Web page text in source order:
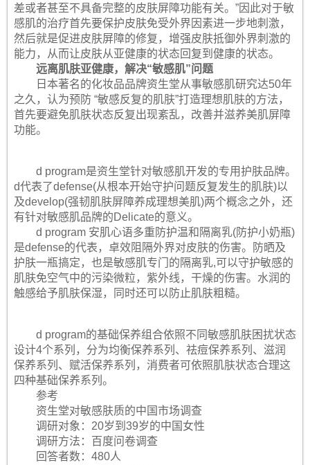
差或者甚至不具备完整的皮肤屏障功能有关。”因此对于敏
感肌的治疗首先要保护皮肤免受外界因素进一步地刺激，
然后就是促进皮肤屏障的修复，增强皮肤抵御外界刺激的
能力，从而让皮肤从亚健康的状态回复到健康的状态。
远离肌肤亚健康，解决“敏感肌”问题
日本著名的化妆品品牌资生堂从事敏感肌研究达50年
之久，认为预防 “敏感反复的肌肤”打造理想肌肤的方法，
首先要避免肌肤状态反复出现紊乱，改善并滋养美肌屏障
功能。
d program是资生堂针对敏感肌开发的专用护肤品牌。
d代表了defense(从根本开始守护问题反复发生的肌肤)以
及develop(强韧肌肤屏障养成理想美肌)两个概念之外，还
有针对敏感肌品牌的Delicate的意义。
d program 安肌心语多重防护温和隔离乳(防护小奶瓶)
是defense的代表，卓效阻隔外界对皮肤的伤害。防晒及
护肤一瓶搞定，也是敏感肌专门的隔离乳,可以守护敏感的
肌肤免空气中的污染微粒，紫外线，干燥的伤害。水润的
触感给予肌肤保湿，同时还可以防止肌肤粗糙。
d program的基础保养组合依照不同敏感肌肤困扰状态
设计4个系列，分为均衡保养系列、祛痘保养系列、滋润
保养系列、赋活保养系列，消费者可依照肌肤状态合理这
四种基础保养系列。
参考
资生堂对敏感肤质的中国市场调查
调研对象：20岁到39岁的中国女性
调研方法：百度问卷调查
回答者数：480人